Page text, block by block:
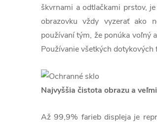
škvrnami a odtlačkami prstov,
obrazovku vždy vyzerať ako
používaní tým, že ponúka voľný
Používanie všetkých
Najvyššia čistota obrazu a
Až 99,9% farieb displeja je